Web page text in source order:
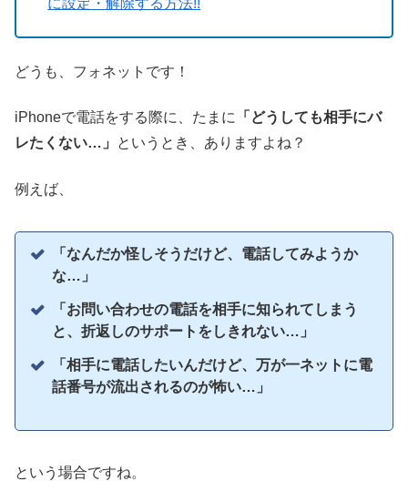
に設定・解除する方法!!
どうも、フォネットです！
iPhoneで電話をする際に、たまに
「どうしても相手にバ
レたくない…」
というとき、ありますよね？
例えば、
「なんだか怪しそうだけど、電話してみようか
な…」
「お問い合わせの電話を相手に知られてしまう
と、折返しのサポートをしきれない…」
「相手に電話したいんだけど、万が一ネットに電
話番号が流出されるのが怖い…」
という場合ですね。